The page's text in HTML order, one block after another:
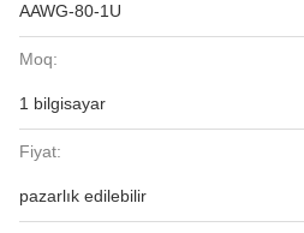
AAWG-80-1U
Moq:
1 bilgisayar
Fiyat:
pazarlık edilebilir